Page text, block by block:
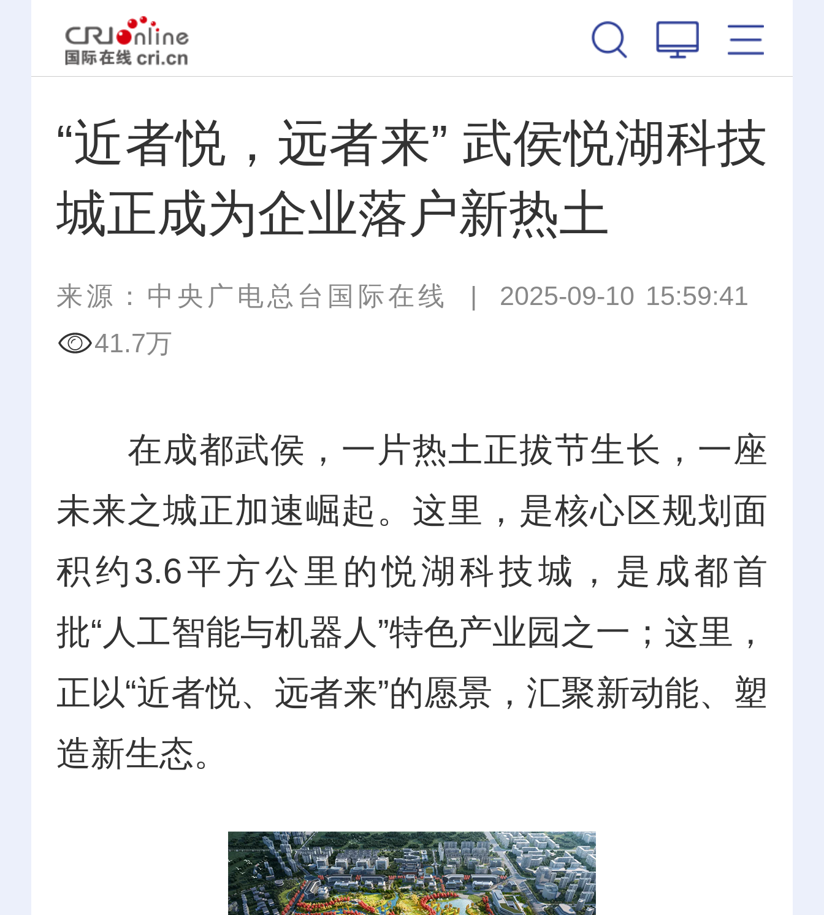
“近者悦，远者来” 武侯悦湖科技
城正成为企业落户新热土
来源：中央广电总台国际在线 | 2025-09-10 15:59:41
41.7万
在成都武侯，一片热土正拔节生长，一座
未来之城正加速崛起。这里，是核心区规划面
积约3.6平方公里的悦湖科技城，是成都首
批“人工智能与机器人”特色产业园之一；这里，
正以“近者悦、远者来”的愿景，汇聚新动能、塑
造新生态。